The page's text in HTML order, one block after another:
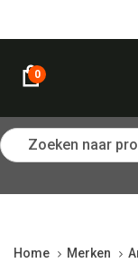
navigation
content
0
Zoeken naar
Home Merken